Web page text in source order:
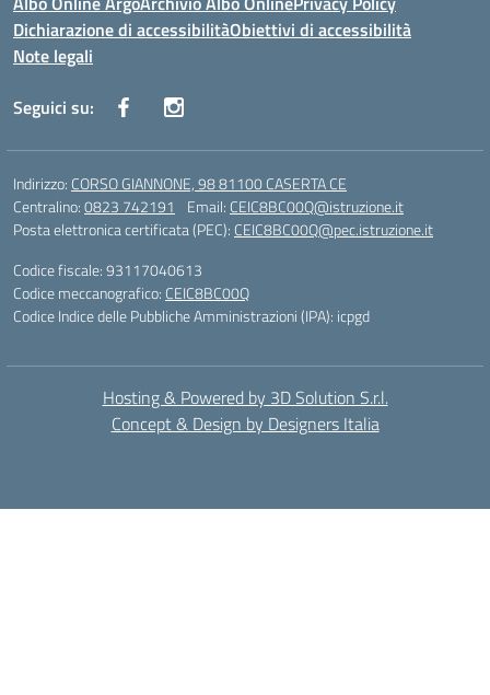
Dichiarazione di accessibilitàObiettivi di accessibilità
Note legali
Seguici su:
Indirizzo: CORSO GIANNONE, 98 81100 CASERTA CE
Centralino:0823 742191 Email: CEIC8BC00Q@istruzione.it
Posta elettronica certificata (PEC): CEIC8BC00Q@pec.istruzione.it
Codice fiscale: 93117040613
Codice meccanografico: CEIC8BC00Q
Codice Indice delle Pubbliche Amministrazioni (IPA): icpgd
Hosting & Powered by 3D Solution S.r.l.
Concept & Design by Designers Italia